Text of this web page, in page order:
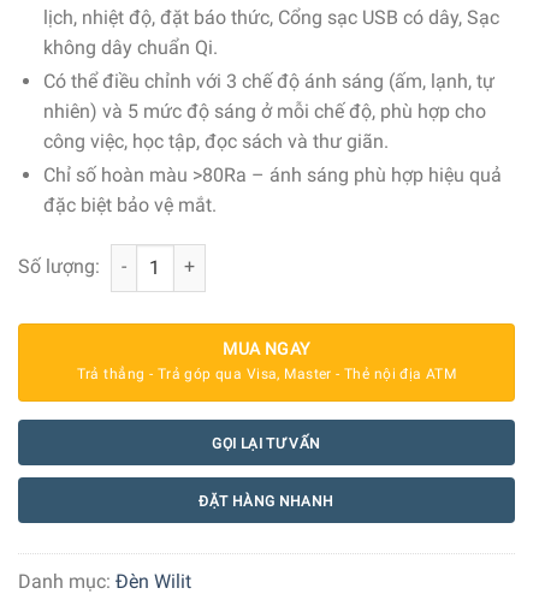
lịch, nhiệt độ, đặt báo thức, Cổng sạc USB có dây, Sạc
không dây chuẩn Qi.
Có thể điều chỉnh với 3 chế độ ánh sáng (ấm, lạnh, tự
nhiên) và 5 mức độ sáng ở mỗi chế độ, phù hợp cho
công việc, học tập, đọc sách và thư giãn.
Chỉ số hoàn màu >80Ra – ánh sáng phù hợp hiệu quả
đặc biệt bảo vệ mắt.
Số lượng: Đèn Chống Cận Wilit U13AQ 951444B số lượng
MUA NGAY
Trả thẳng - Trả góp qua Visa, Master - Thẻ nội địa ATM
GỌI LẠI TƯ VẤN
ĐẶT HÀNG NHANH
Danh mục: Đèn Wilit